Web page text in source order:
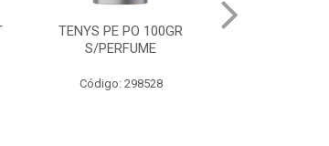
TENYS PE PO 100GR MENTA
FRESH
Código: 113